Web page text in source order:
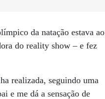
da natação estava ao
do reality show – e fez
realizada, seguindo uma
e me dá a sensação de